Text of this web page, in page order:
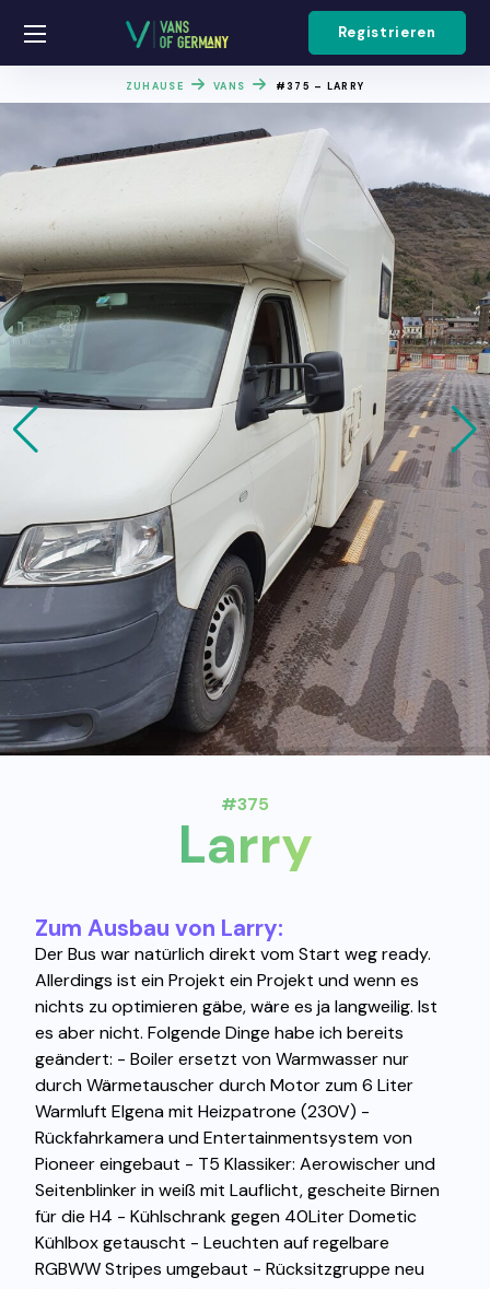
Registrieren
ZUHAUSE VANS #375 – LARRY
#375
Larry
Zum Ausbau von Larry:
Der Bus war natürlich direkt vom Start weg ready.
Allerdings ist ein Projekt ein Projekt und wenn es
nichts zu optimieren gäbe, wäre es ja langweilig. Ist
es aber nicht. Folgende Dinge habe ich bereits
geändert: - Boiler ersetzt von Warmwasser nur
durch Wärmetauscher durch Motor zum 6 Liter
Warmluft Elgena mit Heizpatrone (230V) -
Rückfahrkamera und Entertainmentsystem von
Pioneer eingebaut - T5 Klassiker: Aerowischer und
Seitenblinker in weiß mit Lauflicht, gescheite Birnen
für die H4 - Kühlschrank gegen 40Liter Dometic
Kühlbox getauscht - Leuchten auf regelbare
RGBWW Stripes umgebaut - Rücksitzgruppe neu